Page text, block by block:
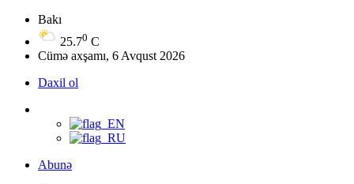
Bakı
25.70 C
Cümə axşamı, 6 Avqust 2026
Daxil ol
Abunə